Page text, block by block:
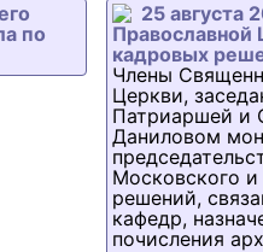
по
25 августа
Православной
кадровых
Члены
Церкви,
Патриаршей и
Даниловом
Московского
решений,
кафедр,
почисления